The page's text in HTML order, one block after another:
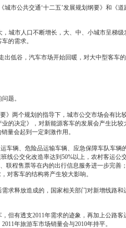
城市公共交通‘十二五’发展规划纲要》和《
市人口不断增长，大、中、小城市呈梯级
的需求。
低谷，汽车市场开始回暖，对大中型客车
题。
》两个规划的指导下，城市公交市场会有比
业的决定》，对新能源客车的发展会产生比较
销量会起到一定刺激作用。
车辆、危险品运输车辆、应急保障车队车辆
线公交化改造率达到50%以上，农村客运公
联程售票等在内的出行信息服务进一步完善
对客车的结构将产生较大影响。
需求释放造成的，国家相关部门对新增线路和
有透支2011年需求的迹象，再加上公路客
年旅游车市场销量会与2010年持平。